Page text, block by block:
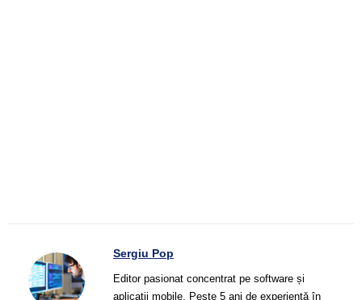
Sergiu Pop
Editor pasionat concentrat pe software și
aplicații mobile. Peste 5 ani de experiență în